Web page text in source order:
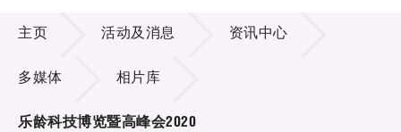
技术商品化
项目及资助计划
活动及消息
主页 活动及消息 资讯中心
多媒体 相片库
乐龄科技博览暨高峰会2020